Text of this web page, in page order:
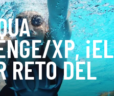
XP, ¡EL
RETO DEL